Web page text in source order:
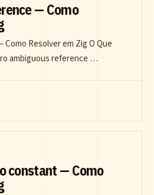
— Como
Resolver em Zig O Que
ambiguous reference …
constant — Como